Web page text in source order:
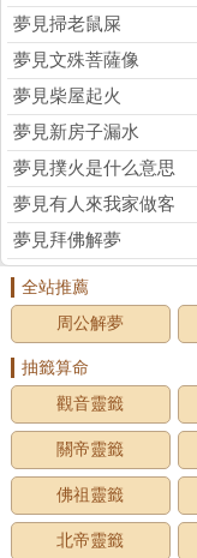
夢見掃老鼠屎
夢見文殊菩薩像
夢見柴屋起火
夢見新房子漏水
夢見撲火是什么意思
夢見有人來我家做客
夢見拜佛解夢
全站推薦
周公解夢
抽籤算命
觀音靈籤
關帝靈籤
佛祖靈籤
北帝靈籤